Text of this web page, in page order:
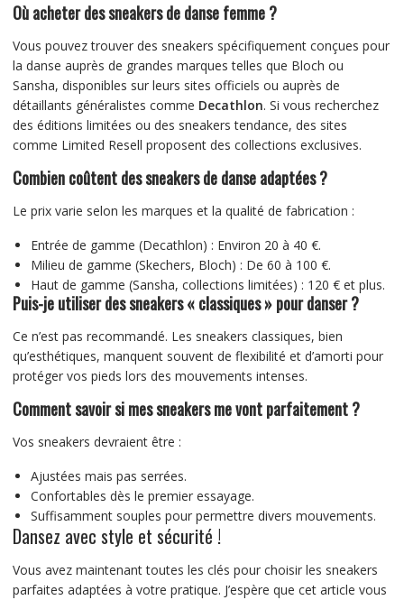
Où acheter des sneakers de danse femme ?
Vous pouvez trouver des sneakers spécifiquement conçues pour
la danse auprès de grandes marques telles que Bloch ou
Sansha, disponibles sur leurs sites officiels ou auprès de
détaillants généralistes comme Decathlon. Si vous recherchez
des éditions limitées ou des sneakers tendance, des sites
comme Limited Resell proposent des collections exclusives.
Combien coûtent des sneakers de danse adaptées ?
Le prix varie selon les marques et la qualité de fabrication :
Entrée de gamme (Decathlon) : Environ 20 à 40 €.
Milieu de gamme (Skechers, Bloch) : De 60 à 100 €.
Haut de gamme (Sansha, collections limitées) : 120 € et plus.
Puis-je utiliser des sneakers « classiques » pour danser ?
Ce n’est pas recommandé. Les sneakers classiques, bien
qu’esthétiques, manquent souvent de flexibilité et d’amorti pour
protéger vos pieds lors des mouvements intenses.
Comment savoir si mes sneakers me vont parfaitement ?
Vos sneakers devraient être :
Ajustées mais pas serrées.
Confortables dès le premier essayage.
Suffisamment souples pour permettre divers mouvements.
Dansez avec style et sécurité !
Vous avez maintenant toutes les clés pour choisir les sneakers
parfaites adaptées à votre pratique. J’espère que cet article vous